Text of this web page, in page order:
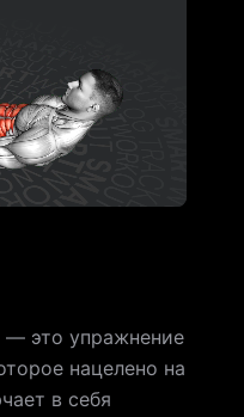
это упражнение
нацелено на
в себя